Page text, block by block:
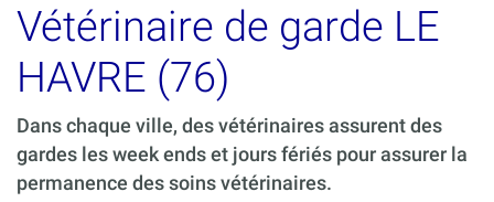
Vétérinaire de garde LE
HAVRE (76)
Dans chaque ville, des vétérinaires assurent des
gardes les week ends et jours fériés pour assurer la
permanence des soins vétérinaires.